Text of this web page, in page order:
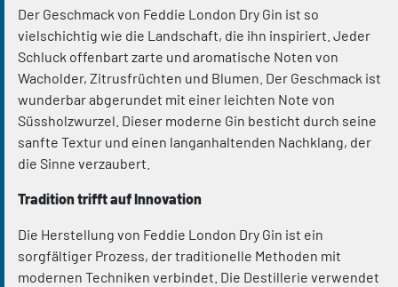
Der Geschmack von Feddie London Dry Gin ist so
vielschichtig wie die Landschaft, die ihn inspiriert. Jeder
Schluck offenbart zarte und aromatische Noten von
Wacholder, Zitrusfrüchten und Blumen. Der Geschmack ist
wunderbar abgerundet mit einer leichten Note von
Süssholzwurzel. Dieser moderne Gin besticht durch seine
sanfte Textur und einen langanhaltenden Nachklang, der
die Sinne verzaubert.
Tradition trifft auf Innovation
Die Herstellung von Feddie London Dry Gin ist ein
sorgfältiger Prozess, der traditionelle Methoden mit
modernen Techniken verbindet. Die Destillerie verwendet